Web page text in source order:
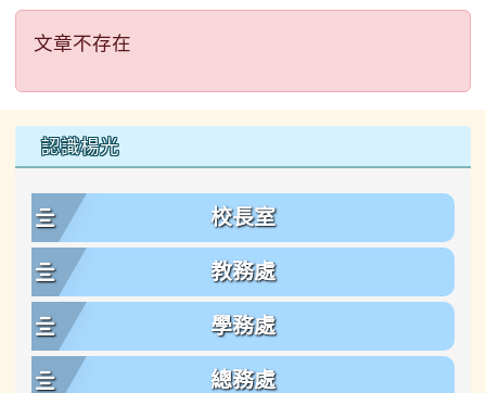
文章不存在
文章不存在
左邊區域內容
認識楊光
校長室
教務處
學務處
總務處